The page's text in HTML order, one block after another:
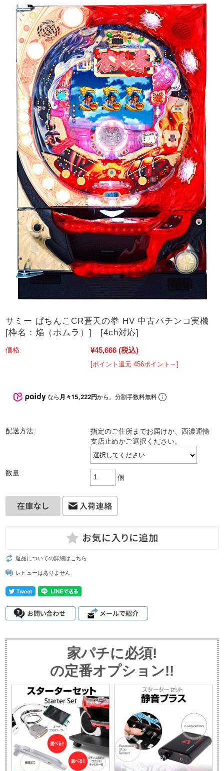
サミー ぱちんこCR蒼天の拳 HV 中古パチンコ実機
[枠名：焔（ホムラ）] [4ch対応]
価格: ¥45,666 (税込)
[ポイント還元 456ポイント～]
なら 月々15,222円から。分割手数料無料
配送方法:
指定のご住所までお届けか、西濃運輸
支店止めかご選択ください。
数量:
個
返品についての詳細はこちら
レビューはありません
家パチに必須!
の定番オプション!!